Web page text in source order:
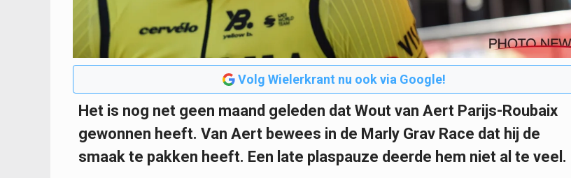
Volg Wielerkrant nu ook via Google!
Het is nog net geen maand geleden dat Wout van Aert Parijs-Roubaix
gewonnen heeft. Van Aert bewees in de Marly Grav Race dat hij de
smaak te pakken heeft. Een late plaspauze deerde hem niet al te veel.